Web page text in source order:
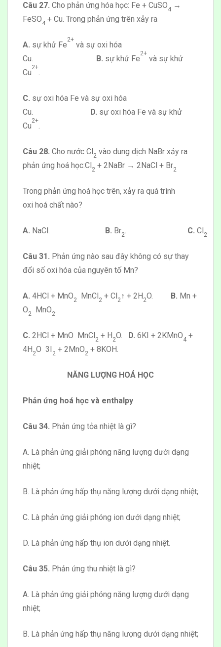
Câu 27. Cho phản ứng hóa học: Fe + CuSO4 →
FeSO4 + Cu. Trong phản ứng trên xảy ra
A. sự khử Fe
2+
và sự oxi hóa
Cu. B. sự khử Fe
2+
và sự khử
Cu
2+
.
C. sự oxi hóa Fe và sự oxi hóa
Cu. D. sự oxi hóa Fe và sự khử
Cu
2+
.
Câu 28. Cho nước Cl 2 vào dung dịch NaBr xảy ra
phản ứng hoá học:Cl 2 + 2NaBr → 2NaCl + Br2
Trong phản ứng hoá học trên, xảy ra quá trình
oxi hoá chất nào?
A. NaCl. B. Br2. C. Cl 2.
Câu 31. Phản ứng nào sau đây không có sự thay
đổi số oxi hóa của nguyên tố Mn?
A. 4HCl + MnO2 MnCl 2 + Cl 2↑ + 2H 2O. B. Mn +
O2 MnO2.
C. 2HCl + MnO MnCl 2 + H 2O. D. 6KI + 2KMnO4 +
4H 2O 3I 2 + 2MnO2 + 8KOH.
NĂNG LƯỢNG HOÁ HỌC
Phản ứng hoá học và enthalpy
Câu 34. Phản ứng tỏa nhiệt là gì?
A. Là phản ứng giải phóng năng lượng dưới dạng
nhiệt;
B. Là phản ứng hấp thụ năng lượng dưới dạng nhiệt;
C. Là phản ứng giải phóng ion dưới dạng nhiệt;
D. Là phản ứng hấp thụ ion dưới dạng nhiệt.
Câu 35. Phản ứng thu nhiệt là gì?
A. Là phản ứng giải phóng năng lượng dưới dạng
nhiệt;
B. Là phản ứng hấp thụ năng lượng dưới dạng nhiệt;